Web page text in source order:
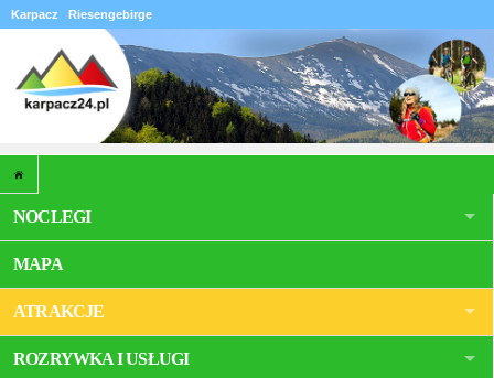
Karpacz Riesengebirge
NOCLEGI
MAPA
ATRAKCJE
ROZRYWKA I USŁUGI